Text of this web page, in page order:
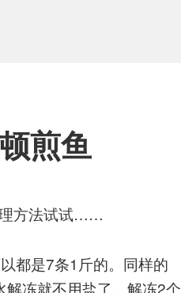
煎鱼
理方法试试……
都是7条1斤的。同样的
冻就不用盐了。解冻2个